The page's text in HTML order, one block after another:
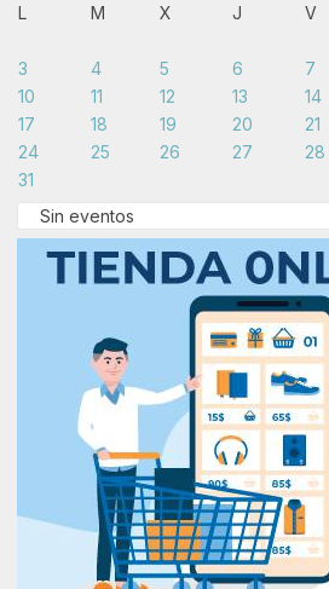
L
M X J V
3
4 5 6 7
10
11 12 13 14
17
18 19 20 21
24
25 26 27 28
31
Sin eventos